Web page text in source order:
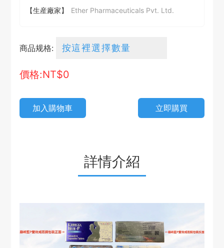
【生産廠家】
Ether Pharmaceuticals Pvt. Ltd.
商品规格:
價格:NT$0
加入購物車 立即購買
詳情介紹